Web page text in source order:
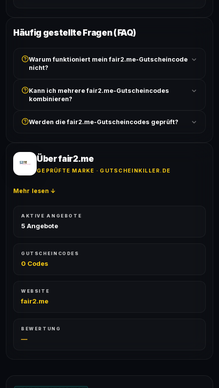
Häufig gestellte Fragen (FAQ)
Warum funktioniert mein fair2.me-Gutscheincode
nicht?
ist und ob der Code nicht für bereits reduzierte Artikel
gilt. Alle Bedingungen findest du unter „Details".
Kann ich mehrere fair2.me-Gutscheincodes
kombinieren?
akzeptiert. Die Kombination mehrerer Codes ist meist
Werden die fair2.me-Gutscheincodes geprüft?
Erfolgsquote wird bei jedem Angebot angezeigt.
Über fair2.me
GEPRÜFTE MARKE · GUTSCHEINKILLER.DE
Mehr lesen ↓
AKTIVE ANGEBOTE
5 Angebote
GUTSCHEINCODES
0 Codes
WEBSITE
fair2.me
BEWERTUNG
—